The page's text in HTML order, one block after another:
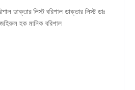
ডাক্তার লিস্ট বরিশাল ডাক্তার লিস্ট ডাঃ
হক মানিক বরিশাল